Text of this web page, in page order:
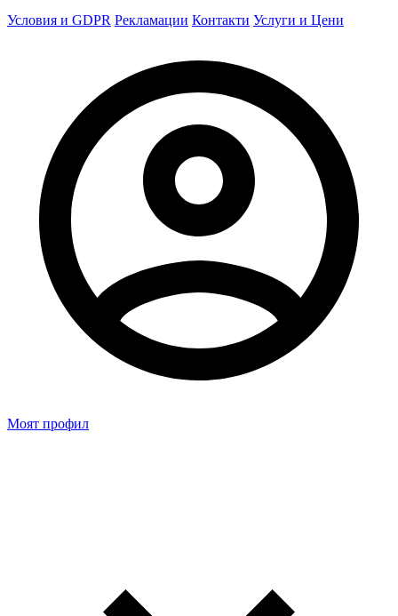
Условия и GDPR Рекламации Контакти Услуги и Цени
Моят профил